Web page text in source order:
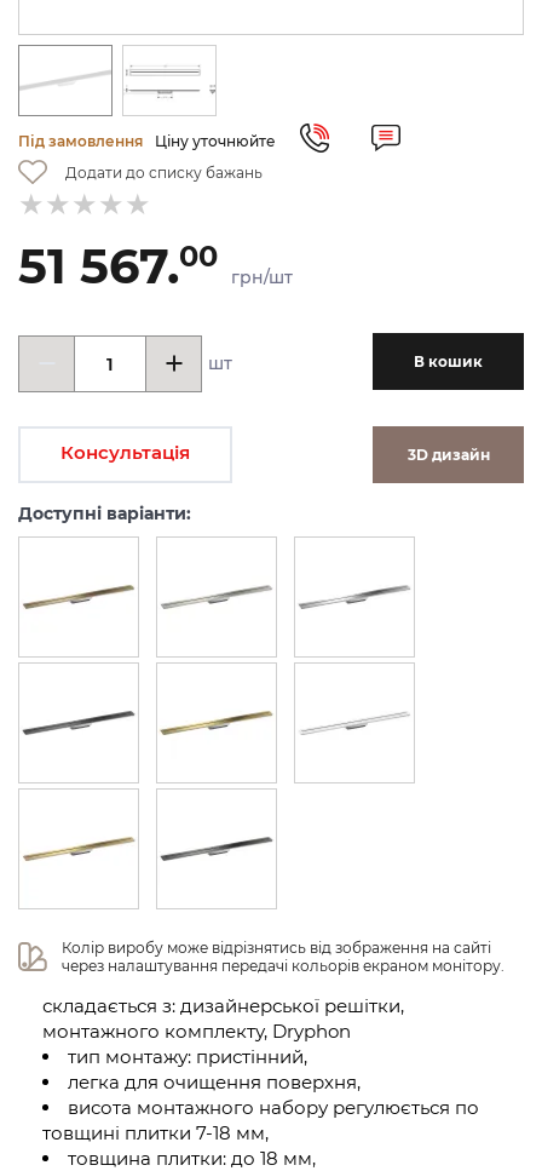
Під замовлення
Ціну уточнюйте
Додати до списку бажань
51 567.00
грн/шт
шт В кошик
Консультація 3D дизайн
Доступні варіанти:
Колір виробу може відрізнятись від зображення на сайті
через налаштування передачі кольорів екраном монітору.
складається з: дизайнерської решітки,
монтажного комплекту, Dryphon
тип монтажу: пристінний,
легка для очищення поверхня,
висота монтажного набору регулюється по
товщині плитки 7-18 мм,
товщина плитки: до 18 мм,